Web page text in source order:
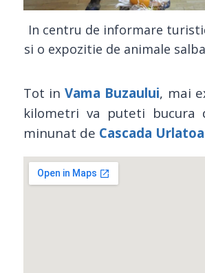
In centru de informare
si o expozitie de animale
Tot inVama Buzaului, mai
kilometri va puteti bucura
minunat de Cascada